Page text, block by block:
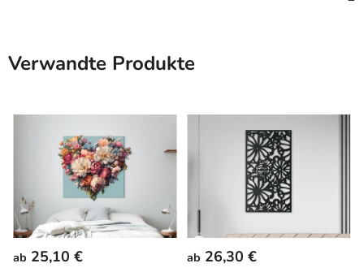
Verwandte Produkte
ab 25,10 € ab 26,30 €